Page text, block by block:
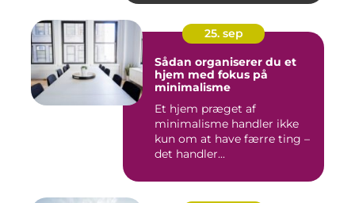
25. sep
Sådan organiserer du et
hjem med fokus på
minimalisme
Et hjem præget af
minimalisme handler ikke
kun om at have færre ting –
det handler...